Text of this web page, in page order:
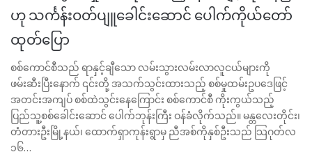
ဟု သင်္ကန်းဝတ်ပျူခေါင်းဆောင် ပေါက်ကိုယ်တော်
ထုတ်ပြော
စစ်ကောင်စီသည် ရာနှင့်ချီသော လမ်းသွားလမ်းလာလူငယ်များကို
ဖမ်းဆီးပြီးနောက် ၎င်းတို့ အသက်သွင်းထားသည့် စစ်မှုထမ်းဥပဒေဖြင့်
အတင်းအကျပ် စစ်ထဲသွင်းနေကြောင်း စစ်ကောင်စီ ကိုးကွယ်သည့်
ပြည်သူ့စစ်ခေါင်းဆောင် ပေါက်ဘုန်းကြီး ဝန်ခံလိုက်သည်။ မန္တလေးတိုင်း၊
တံတားဦးမြို့နယ်၊ ထောက်ရှာကုန်းရွာမှ ညီအစ်ကိုနှစ်ဦးသည် သြဂုတ်လ
၁၆…